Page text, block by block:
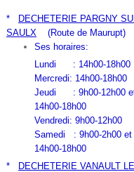
*
DECHETERIE PARGNY
SAULX (Route de Maurupt)
Ses horaires:
Lundi : 14h00-18h00
Mercredi: 14h00-18h00
Jeudi : 9h00-12h00
14h00-18h00
Vendredi: 9h00-12h00
Samedi : 9h00-2h00 et
14h00-18h00
*
DECHETERIE VANAULT